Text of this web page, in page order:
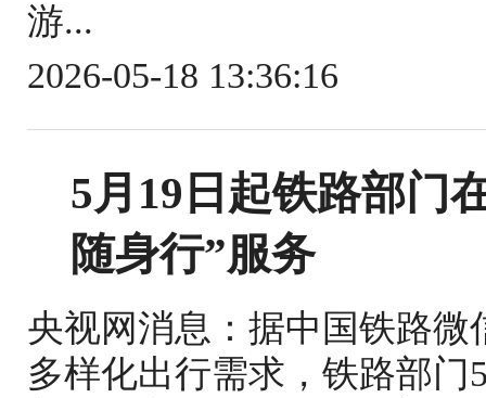
游...
2026-05-18 13:36:16
5月19日起铁路部门
随身行”服务
央视网消息：据中国铁路
多样化出行需求，铁路部门